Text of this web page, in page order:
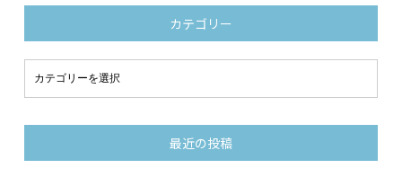
カテゴリー
最近の投稿